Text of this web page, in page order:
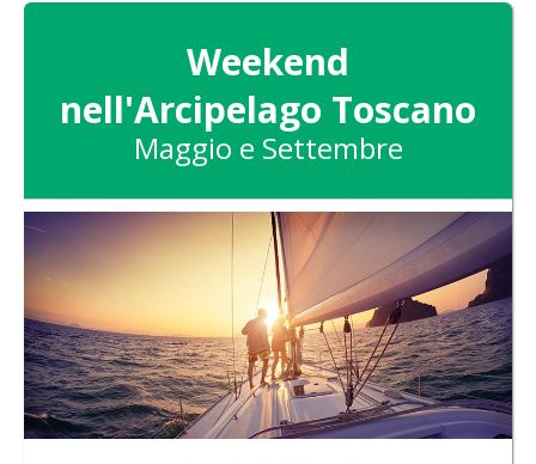
ATTIVITÀ
SKIPPER
GALLERY
Weekend
nell'Arcipelago Toscano
Maggio e Settembre